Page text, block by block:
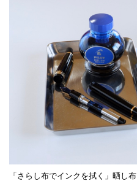
「さらし布でインクを拭く」晒し布